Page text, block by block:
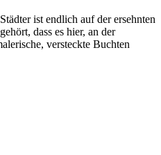
ist endlich auf der ersehnten
dass es hier, an der
versteckte Buchten